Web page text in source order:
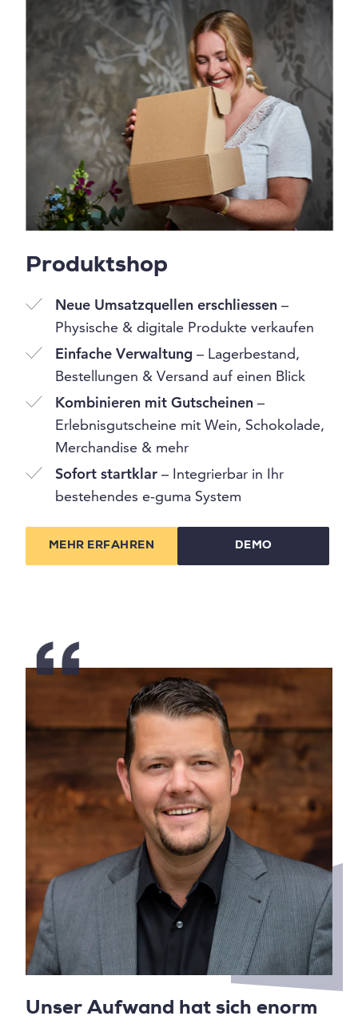
Produktshop
Neue Umsatzquellen erschliessen –
Physische & digitale Produkte verkaufen
Einfache Verwaltung – Lagerbestand,
Bestellungen & Versand auf einen Blick
Kombinieren mit Gutscheinen –
Erlebnisgutscheine mit Wein, Schokolade,
Merchandise & mehr
Sofort startklar – Integrierbar in Ihr
bestehendes e-guma System
MEHR ERFAHREN DEMO
Unser Aufwand hat sich enorm